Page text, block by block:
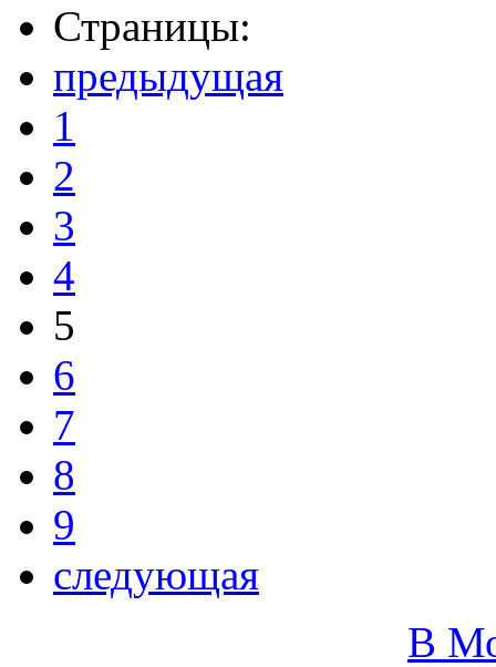
Страницы:
предыдущая
1
2
3
4
5
6
7
8
9
следующая
В